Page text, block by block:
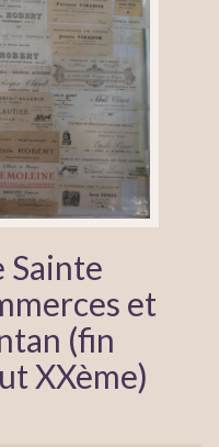
Sainte
et
(fin
XXème)